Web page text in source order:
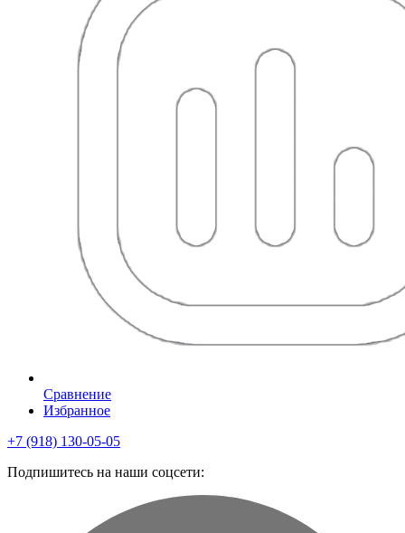
Сравнение
Избранное
+7 (918) 130-05-05
Подпишитесь на наши соцсети: